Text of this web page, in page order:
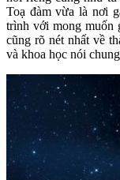
Toạ đàm vừa là nơi
trình với mong muốn
cũng rõ nét nhất về
và khoa học nói